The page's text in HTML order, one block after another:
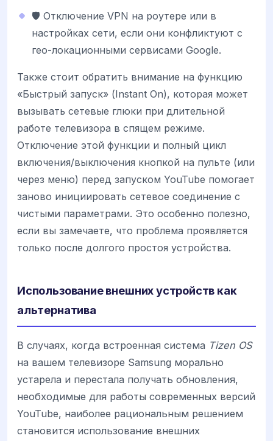
🛡️ Отключение VPN на роутере или в
настройках сети, если они конфликтуют с
гео-локационными сервисами Google.
Также стоит обратить внимание на функцию
«Быстрый запуск» (Instant On), которая может
вызывать сетевые глюки при длительной
работе телевизора в спящем режиме.
Отключение этой функции и полный цикл
включения/выключения кнопкой на пульте (или
через меню) перед запуском YouTube помогает
заново инициировать сетевое соединение с
чистыми параметрами. Это особенно полезно,
если вы замечаете, что проблема проявляется
только после долгого простоя устройства.
Использование внешних устройств как
альтернатива
В случаях, когда встроенная система Tizen OS
на вашем телевизоре Samsung морально
устарела и перестала получать обновления,
необходимые для работы современных версий
YouTube, наиболее рациональным решением
становится использование внешних